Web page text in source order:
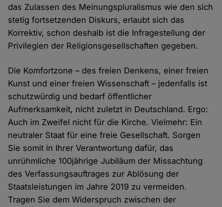
das Zulassen des Meinungspluralismus wie den sich
stetig fortsetzenden Diskurs, erlaubt sich das
Korrektiv, schon deshalb ist die Infragestellung der
Privilegien der Religionsgesellschaften gegeben.
Die Komfortzone – des freien Denkens, einer freien
Kunst und einer freien Wissenschaft – jedenfalls ist
schutzwürdig und bedarf öffentlicher
Aufmerksamkeit, nicht zuletzt in Deutschland. Ergo:
Auch im Zweifel nicht für die Kirche. Vielmehr: Ein
neutraler Staat für eine freie Gesellschaft. Sorgen
Sie somit in Ihrer Verantwortung dafür, das
unrühmliche 100jährige Jubiläum der Missachtung
des Verfassungsauftrages zur Ablösung der
Staatsleistungen im Jahre 2019 zu vermeiden.
Tragen Sie dem Widerspruch zwischen der